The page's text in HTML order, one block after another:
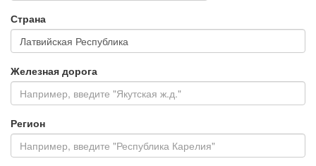
Страна
Железная дорога
Регион